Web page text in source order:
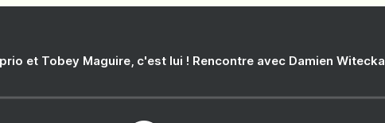
et Tobey Maguire, c'est lui ! Rencontre avec Damien Witecka